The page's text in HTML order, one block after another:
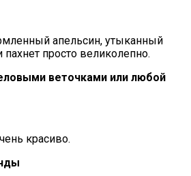
апельсин, утыканный
просто великолепно.
веточками или любой
красиво.